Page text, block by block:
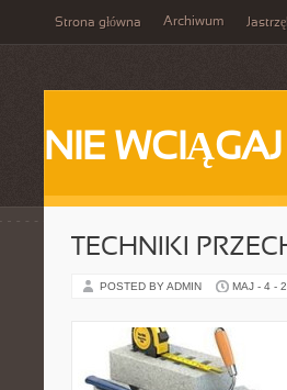
Strona główna Archiwum
NIE
TECHNIKI
POSTED BY ADMIN MAJ - 4 -